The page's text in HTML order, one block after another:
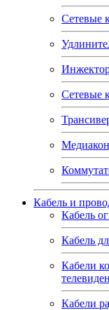
Сетевые
Сетевые
Кабель и
Кабель
Кабель
Кабели
Кабели